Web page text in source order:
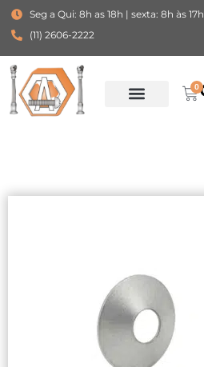
Seg a Qui: 8h as 18h | sexta: 8h às 17h
(11) 2606-2222
0